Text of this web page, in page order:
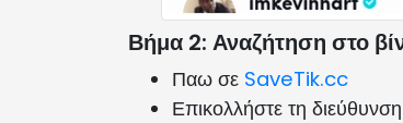
Βήμα 2: Αναζήτηση στο
Παω σε SaveTik.cc
Επικολλήστε τη